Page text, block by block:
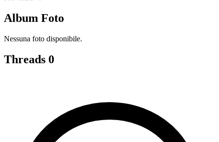
Album Foto
Nessuna foto disponibile.
Threads 0